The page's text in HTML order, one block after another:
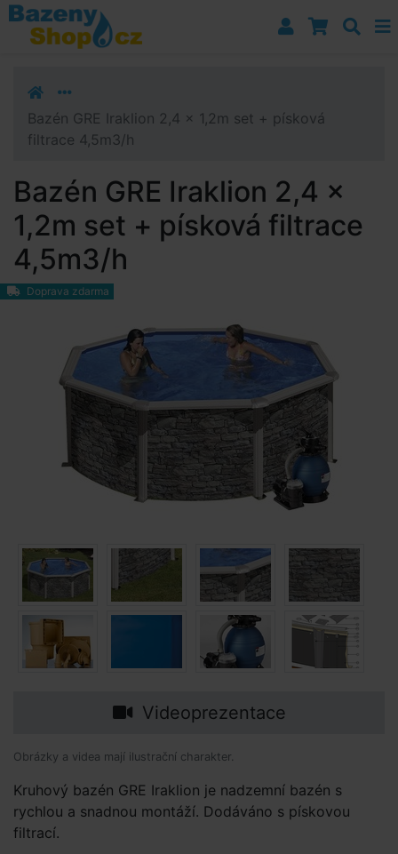
Přejít k navigaci
Přejít na obsah
Přejít k postrannímu sloupci
Bazén GRE Iraklion 2,4 x 1,2m set + písková
filtrace 4,5m3/h
Bazén GRE Iraklion 2,4 x
1,2m set + písková filtrace
4,5m3/h
Doprava zdarma
Videoprezentace
Obrázky a videa mají ilustrační charakter.
Kruhový bazén GRE Iraklion je nadzemní bazén s
rychlou a snadnou montáží. Dodáváno s pískovou
filtrací.